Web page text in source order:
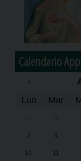
Calendario
‹
Lun
Mar
3 4
10 11